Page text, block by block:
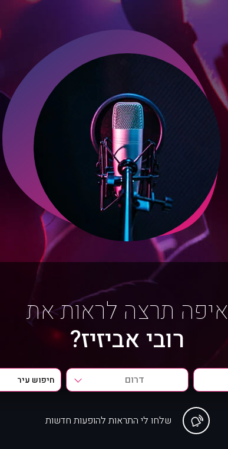
איפה תרצה לראות את
רובי אביזיז?
דרום
שלחו לי התראות להופעות חדשות